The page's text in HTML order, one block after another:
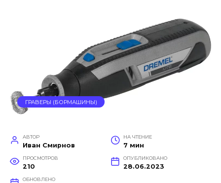
ГРАВЕРЫ (БОРМАШИНЫ)
АВТОР
Иван Смирнов
НА ЧТЕНИЕ
7 мин
ПРОСМОТРОВ
210
ОПУБЛИКОВАНО
28.06.2023
ОБНОВЛЕНО